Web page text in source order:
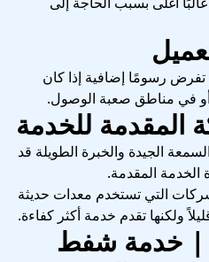
رسومًا إضافية إذا كان
أو في مناطق صعبة الوصول.
المقدمة للخدمة
الجيدة والخبرة الطويلة قد
المقدمة.
التي تستخدم معدات حديثة
ولكنها تقدم خدمة أكثر كفاءة.
| خدمة شفط